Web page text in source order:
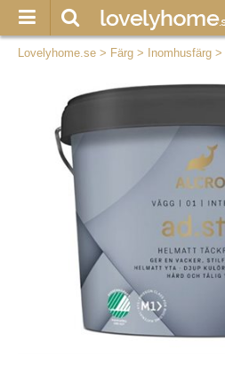
Lovelyhome.se > Färg > Inomhusfärg >